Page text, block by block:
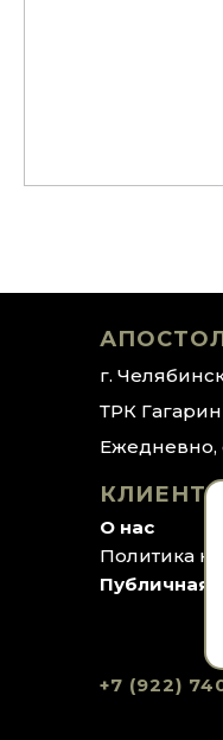
+7 (922)
г.
ТРК
Ежедневно,
О нас
Политика
Публичная